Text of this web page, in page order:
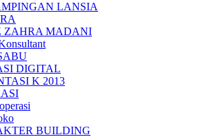
LANSIA
ZAHRA MADANI
DIGITAL
K 2013
BUILDING